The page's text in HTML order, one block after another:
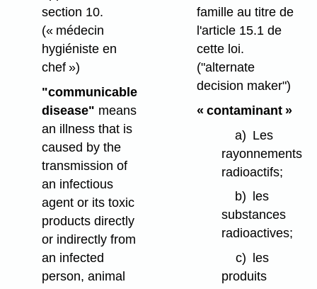
section 10.
(« médecin
hygiéniste en
chef »)
"communicable
disease" means
an illness that is
caused by the
transmission of
an infectious
agent or its toxic
products directly
or indirectly from
an infected
person, animal
famille au titre de
l'article 15.1 de
cette loi.
("alternate
decision maker")
« contaminant »
a) Les
rayonnements
radioactifs;
b)
les
substances
radioactives;
c)
les
produits